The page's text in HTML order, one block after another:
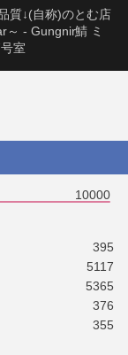
質↓(自称)のとむ店
～ - Gungnir鯖 ミ
室
10000
395
5117
5365
376
355